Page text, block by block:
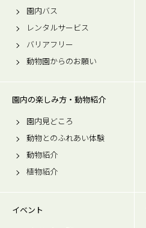
園内バス
レンタルサービス
バリアフリー
動物園からのお願い
園内の楽しみ方・動物紹介
園内見どころ
動物とのふれあい体験
動物紹介
植物紹介
イベント